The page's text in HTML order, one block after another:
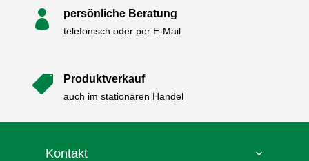
 persönliche Beratung
telefonisch oder per E-Mail
 Produktverkauf
auch im stationären Handel
Kontakt